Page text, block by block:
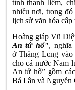
tính thanh liêm,
nhiều nơi, trong
lịch sử văn hóa
Hoàng giáp Vũ
An tứ hổ", nghĩa
ở Thăng Long
cho cả nước Nam
An tứ hổ” gồm
Bá Lân và Nguyễn